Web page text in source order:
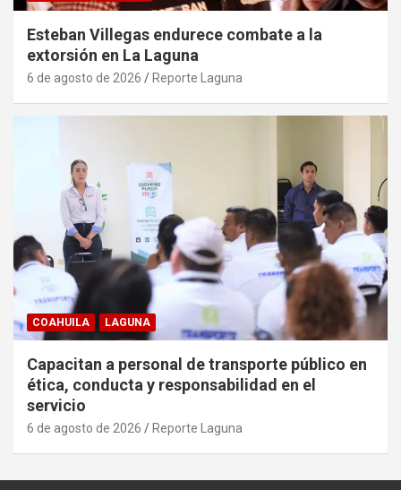
Esteban Villegas endurece combate a la
extorsión en La Laguna
6 de agosto de 2026 Reporte Laguna
COAHUILA LAGUNA
Capacitan a personal de transporte público en
ética, conducta y responsabilidad en el
servicio
6 de agosto de 2026 Reporte Laguna